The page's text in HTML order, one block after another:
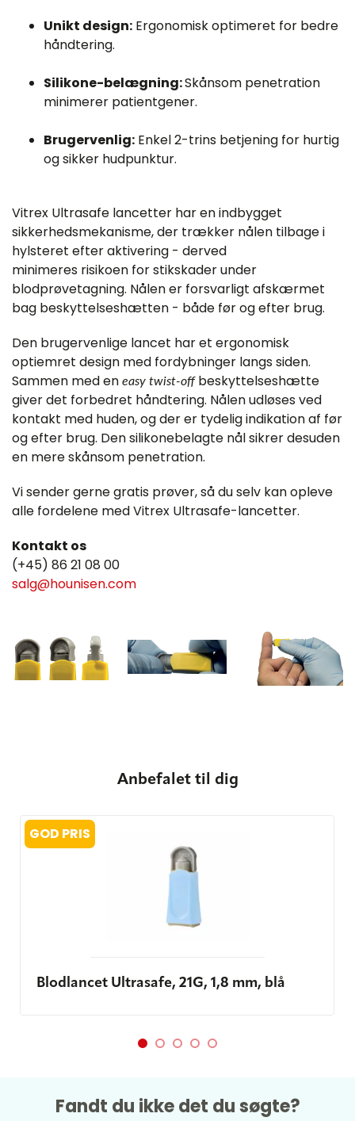
Unikt design: Ergonomisk optimeret for bedre
håndtering.
Silikone-belægning:Skånsom penetration
minimerer patientgener.
Brugervenlig: Enkel 2-trins betjening for hurtig
og sikker hudpunktur.
Vitrex Ultrasafe lancetter har en indbygget
sikkerhedsmekanisme, der trækker nålen tilbage i
hylsteret efter aktivering - derved
minimeres risikoen for stikskader under
blodprøvetagning. Nålen er forsvarligt afskærmet
bag beskyttelseshætten - både før og efter brug.
Den brugervenlige lancet har et ergonomisk
optiemret design med fordybninger langs siden.
Sammen med en easy twist-offbeskyttelseshætte
giver det forbedret håndtering. Nålen udløses ved
kontakt med huden, og der er tydelig indikation af før
og efter brug. Den silikonebelagte nål sikrer desuden
en mere skånsom penetration.
Vi sender gerne gratis prøver, så du selv kan opleve
alle fordelene med Vitrex Ultrasafe-lancetter.
Kontakt os
(+45) 86 21 08 00
salg@hounisen.com
Anbefalet til dig
GOD PRIS
Blodlancet Ultrasafe, 21G, 1,8 mm, blå
Fandt du ikke det du søgte?